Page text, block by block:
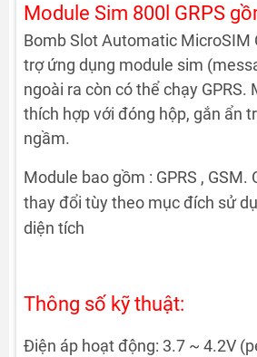
Module Sim 800l GRPS
Bomb Slot Automatic MicroSIM
trợ ứng dụng module sim
ngoài ra còn có thể chạy GPRS.
thích hợp với đóng hộp, gắn ẩn
ngầm.
Module bao gồm : GPRS , GSM.
thay đổi tùy theo mục đích sử
diện tích
Thông số kỹ thuật:
Điện áp hoạt động: 3.7 ~ 4.2V